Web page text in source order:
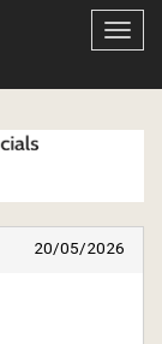
Obrir
20/05/2026